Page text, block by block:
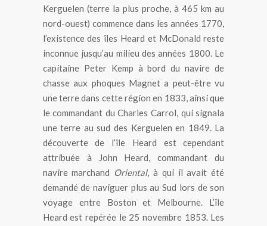
Kerguelen (terre la plus proche, à 465 km au
nord-ouest) commence dans les années 1770,
l’existence des îles Heard et McDonald reste
inconnue jusqu’au milieu des années 1800. Le
capitaine Peter Kemp à bord du navire de
chasse aux phoques Magnet a peut-être vu
une terre dans cette région en 1833, ainsi que
le commandant du Charles Carrol, qui signala
une terre au sud des Kerguelen en 1849. La
découverte de l’île Heard est cependant
attribuée à John Heard, commandant du
navire marchand Oriental, à qui il avait été
demandé de naviguer plus au Sud lors de son
voyage entre Boston et Melbourne. L’île
Heard est repérée le 25 novembre 1853. Les